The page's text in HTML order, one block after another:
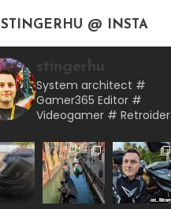
STINGERHU @ INSTA
stingerhu
System architect #
Gamer365 Editor #
Videogamer # Retroider